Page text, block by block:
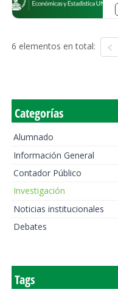
6 elementos en total:
Categorías
Alumnado
Información General
Contador Público
Investigación
Noticias institucionales
Debates
Tags